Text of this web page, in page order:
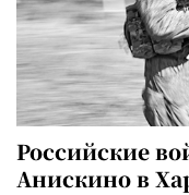
Российские
Анискино в